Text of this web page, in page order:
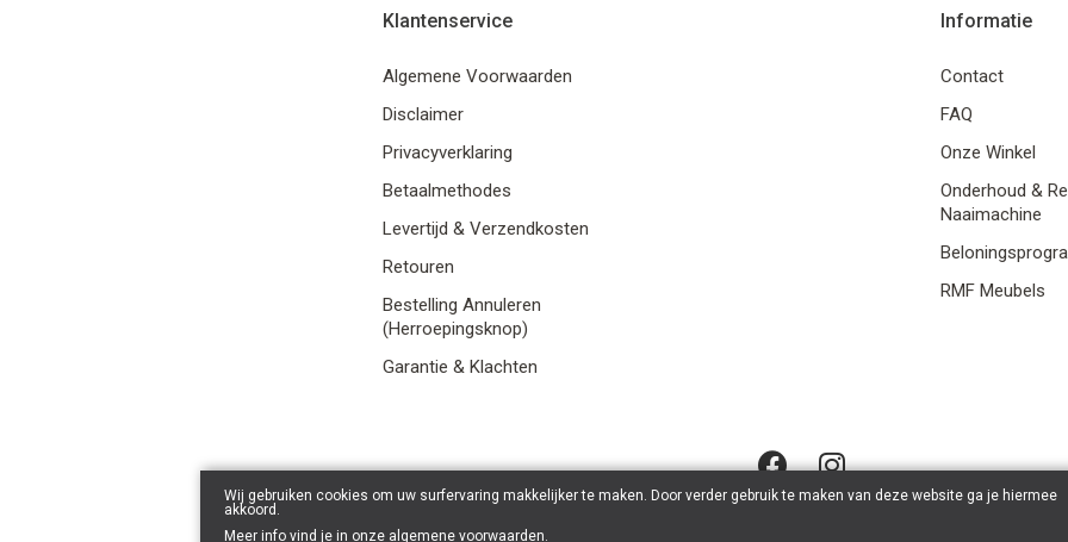
Klantenservice
Algemene Voorwaarden
Disclaimer
Privacyverklaring
Betaalmethodes
Levertijd & Verzendkosten
Retouren
Bestelling Annuleren
(Herroepingsknop)
Garantie & Klachten
Informatie
Contact
FAQ
Onze Winkel
Onderhoud &
Naaimachine
RMF Meubels
Wij gebruiken cookies om uw surfervaring makkelijker te maken. Door verder gebruik te maken van deze website ga je hiermee
akkoord.
Meer info vind je in onze algemene voorwaarden.